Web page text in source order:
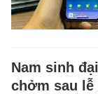
Nam sinh
chởm sau lễ